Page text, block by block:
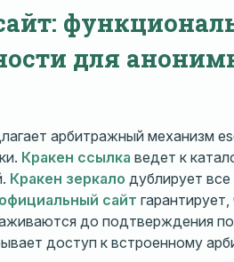
для
арбитражный механизм
Кракен ссылка ведет к
Кракен зеркало дублирует все
сайт
до подтверждения
доступ к встроенному